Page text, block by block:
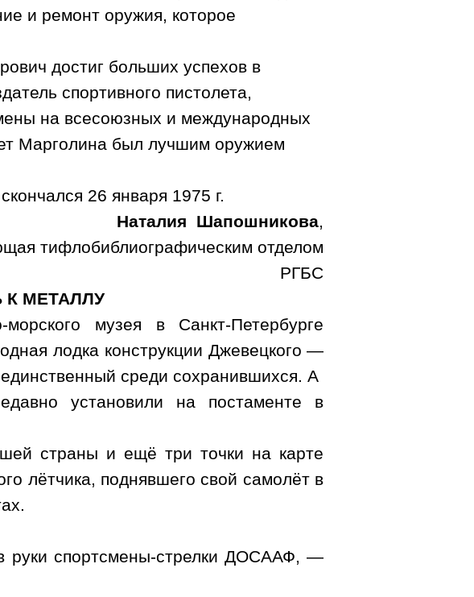
и ремонт оружия, которое
достиг больших успехов в
спортивного пистолета,
на всесоюзных и международных
Марголина был лучшим оружием
26 января 1975 г.
Наталия Шапошникова,
тифлобиблиографическим отделом
РГБС
МЕТАЛЛУ
музея в Санкт-Петербурге
лодка конструкции Джевецкого —
среди сохранившихся. А
установили на постаменте в
страны и ещё три точки на карте
лётчика, поднявшего свой самолёт в
руки спортсмены-стрелки ДОСААФ, —